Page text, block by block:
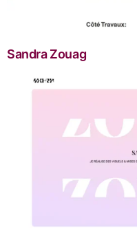
Sandra Zouag